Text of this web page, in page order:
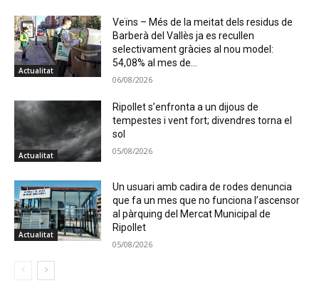
Actualitat
Veïns – Més de la meitat dels residus de
Barberà del Vallès ja es recullen
selectivament gràcies al nou model:
54,08% al mes de...
06/08/2026
Actualitat
Ripollet s’enfronta a un dijous de
tempestes i vent fort; divendres torna el
sol
05/08/2026
Actualitat
Un usuari amb cadira de rodes denuncia
que fa un mes que no funciona l’ascensor
al pàrquing del Mercat Municipal de
Ripollet
05/08/2026